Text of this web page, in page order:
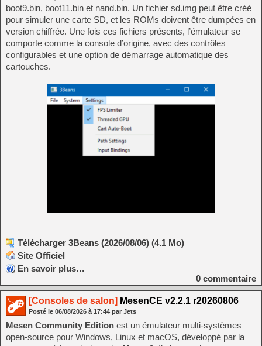
boot9.bin, boot11.bin et nand.bin. Un fichier sd.img peut être créé
pour simuler une carte SD, et les ROMs doivent être dumpées en
version chiffrée. Une fois ces fichiers présents, l’émulateur se
comporte comme la console d’origine, avec des contrôles
configurables et une option de démarrage automatique des
cartouches.
Télécharger 3Beans (2026/08/06) (4.1 Mo)
Site Officiel
En savoir plus…
0 commentaire
[Consoles de salon] MesenCE v2.2.1 r20260806
Posté le 06/08/2026 à 17:44 par Jets
Mesen Community Edition est un émulateur multi‑systèmes
open‑source pour Windows, Linux et macOS, développé par la